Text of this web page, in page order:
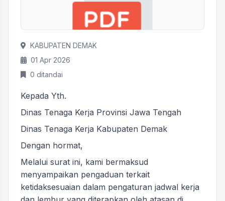
KABUPATEN DEMAK
01 Apr 2026
0 ditandai
Kepada Yth.
Dinas Tenaga Kerja Provinsi Jawa Tengah
Dinas Tenaga Kerja Kabupaten Demak
Dengan hormat,
Melalui surat ini, kami bermaksud
menyampaikan pengaduan terkait
ketidaksesuaian dalam pengaturan jadwal kerja